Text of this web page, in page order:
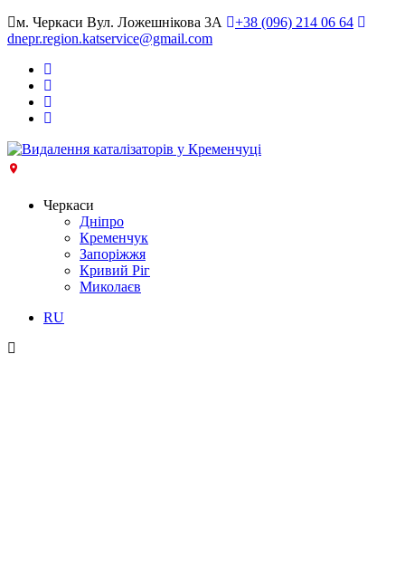
м. Черкаси Вул. Ложешнікова 3А
+38 (096) 214 06 64
dnepr.region.katservice@gmail.com
Черкаси
Дніпро
Кременчук
Запоріжжя
Кривий Ріг
Миколаєв
RU